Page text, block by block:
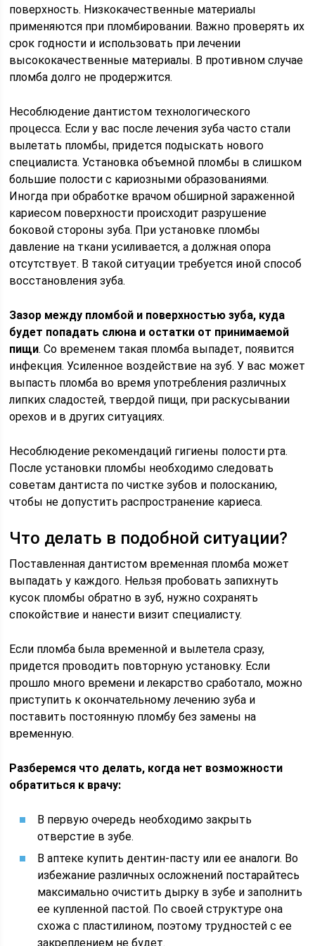
поверхность. Низкокачественные материалы
применяются при пломбировании. Важно проверять их
срок годности и использовать при лечении
высококачественные материалы. В противном случае
пломба долго не продержится.
Несоблюдение дантистом технологического
процесса. Если у вас после лечения зуба часто стали
вылетать пломбы, придется подыскать нового
специалиста. Установка объемной пломбы в слишком
большие полости с кариозными образованиями.
Иногда при обработке врачом обширной зараженной
кариесом поверхности происходит разрушение
боковой стороны зуба. При установке пломбы
давление на ткани усиливается, а должная опора
отсутствует. В такой ситуации требуется иной способ
восстановления зуба.
Зазор между пломбой и поверхностью зуба, куда
будет попадать слюна и остатки от принимаемой
пищи. Со временем такая пломба выпадет, появится
инфекция. Усиленное воздействие на зуб. У вас может
выпасть пломба во время употребления различных
липких сладостей, твердой пищи, при раскусывании
орехов и в других ситуациях.
Несоблюдение рекомендаций гигиены полости рта.
После установки пломбы необходимо следовать
советам дантиста по чистке зубов и полосканию,
чтобы не допустить распространение кариеса.
Что делать в подобной ситуации?
Поставленная дантистом временная пломба может
выпадать у каждого. Нельзя пробовать запихнуть
кусок пломбы обратно в зуб, нужно сохранять
спокойствие и нанести визит специалисту.
Если пломба была временной и вылетела сразу,
придется проводить повторную установку. Если
прошло много времени и лекарство сработало, можно
приступить к окончательному лечению зуба и
поставить постоянную пломбу без замены на
временную.
Разберемся что делать, когда нет возможности
обратиться к врачу:
В первую очередь необходимо закрыть
отверстие в зубе.
В аптеке купить дентин-пасту или ее аналоги. Во
избежание различных осложнений постарайтесь
максимально очистить дырку в зубе и заполнить
ее купленной пастой. По своей структуре она
схожа с пластилином, поэтому трудностей с ее
закреплением не будет.